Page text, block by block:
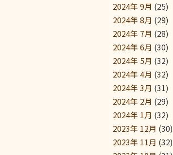
2024年 9月 (25)
2024年 8月 (29)
2024年 7月 (28)
2024年 6月 (30)
2024年 5月 (32)
2024年 4月 (32)
2024年 3月 (31)
2024年 2月 (29)
2024年 1月 (32)
2023年 12月 (30)
2023年 11月 (32)